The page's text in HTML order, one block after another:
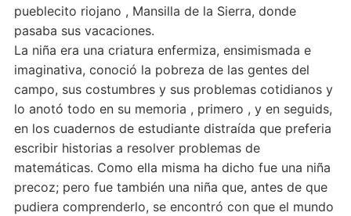
pueblecito riojano , Mansilla de la Sierra, donde
pasaba sus vacaciones.
La niña era una criatura enfermiza, ensimismada e
imaginativa, conoció la pobreza de las gentes del
campo, sus costumbres y sus problemas cotidianos y
lo anotó todo en su memoria , primero , y en seguids,
en los cuadernos de estudiante distraída que preferia
escribir historias a resolver problemas de
matemáticas. Como ella misma ha dicho fue una niña
precoz; pero fue también una niña que, antes de que
pudiera comprenderlo, se encontró con que el mundo